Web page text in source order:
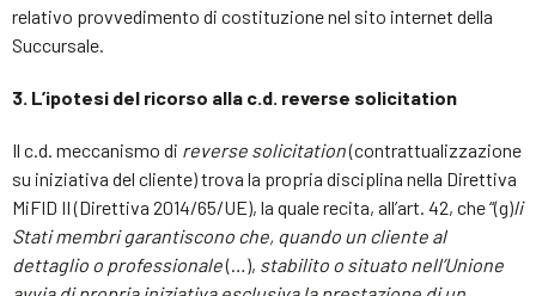
relativo provvedimento di costituzione nel sito internet della
Succursale.
3. L’ipotesi del ricorso alla c.d. reverse solicitation
Il c.d. meccanismo di reverse solicitation(contrattualizzazione
su iniziativa del cliente) trova la propria disciplina nella Direttiva
MiFID II (Direttiva 2014/65/UE), la quale recita, all’art. 42, che “(g)li
Stati membri garantiscono che, quando un cliente al
dettaglio o professionale(…), stabilito o situato nell’Unione